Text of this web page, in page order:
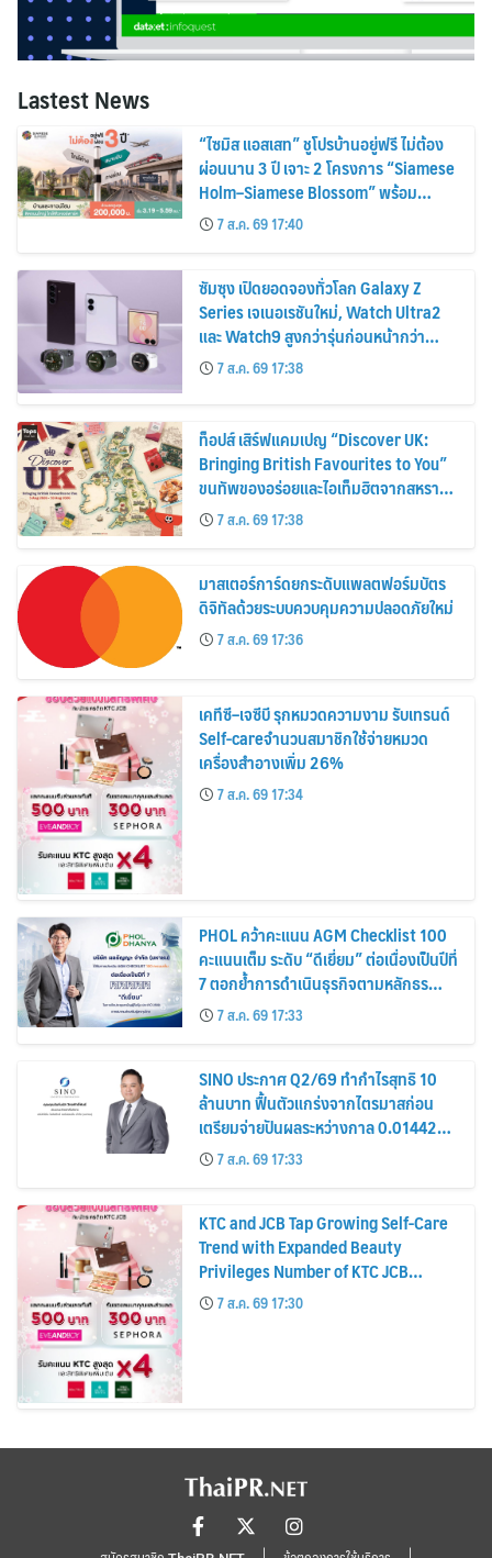
Lastest News
“ไซมิส แอสเสท” ชูโปรบ้านอยู่ฟรี ไม่ต้อง
ผ่อนนาน 3 ปี เจาะ 2 โครงการ “Siamese
Holm–Siamese Blossom” พร้อม
ส่วนลดและสิทธิพิเศษถึง 31 สิงหาคม
2569
7 ส.ค. 69 17:40
ซัมซุง เปิดยอดจองทั่วโลก Galaxy Z
Series เจเนอเรชันใหม่, Watch Ultra2
และ Watch9 สูงกว่ารุ่นก่อนหน้ากว่า
30%7 ส.ค. 69 17:38
ท็อปส์ เสิร์ฟแคมเปญ “Discover UK:
Bringing British Favourites to You”
ขนทัพของอร่อยและไอเท็มฮิตจากสหราช
อาณาจักร ส่งตรงถึงมือตั้งแต่วันนี้ – 18
สิงหาคมนี้
7 ส.ค. 69 17:38
มาสเตอร์การ์ดยกระดับแพลตฟอร์มบัตร
ดิจิทัลด้วยระบบควบคุมความปลอดภัยใหม่
7 ส.ค. 69 17:36
เคทีซี–เจซีบี รุกหมวดความงาม รับเทรนด์
Self-careจำนวนสมาชิกใช้จ่ายหมวด
เครื่องสำอางเพิ่ม 26%
7 ส.ค. 69 17:34
PHOL คว้าคะแนน AGM Checklist 100
คะแนนเต็ม ระดับ “ดีเยี่ยม” ต่อเนื่องเป็นปีที่
7 ตอกย้ำการดำเนินธุรกิจตามหลักธร
รมาภิบาล โปร่งใส สร้างความเชื่อมั่นผู้ถือ
หุ้น
7 ส.ค. 69 17:33
SINO ประกาศ Q2/69 ทำกำไรสุทธิ 10
ล้านบาท ฟื้นตัวแกร่งจากไตรมาสก่อน
เตรียมจ่ายปันผลระหว่างกาล 0.014423
บาทต่อหุ้น ครึ่งปีหลังมุ่งเติบโตต่อเนื่อง
7 ส.ค. 69 17:33
KTC and JCB Tap Growing Self-Care
Trend with Expanded Beauty
Privileges Number of KTC JCB
Cardmembers Spending on
Cosmetics Rises 26%
7 ส.ค. 69 17:30